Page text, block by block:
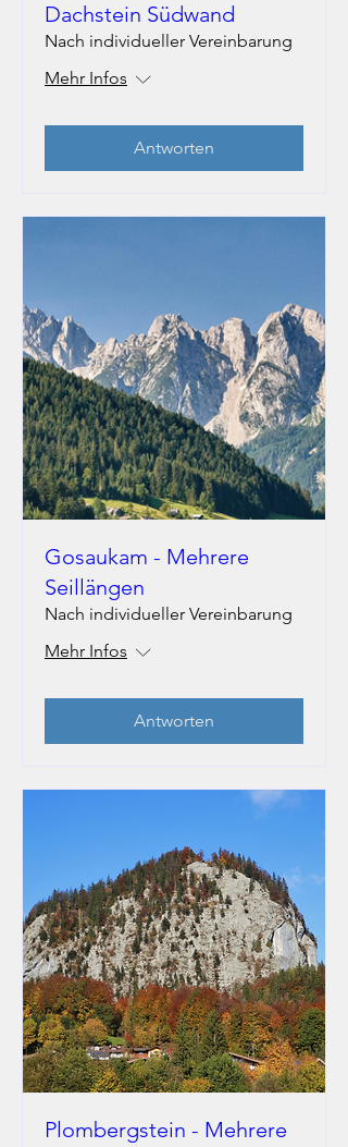
Dachstein Südwand
Nach individueller Vereinbarung
Mehr Infos
Antworten
Gosaukam - Mehrere
Seillängen
Nach individueller Vereinbarung
Mehr Infos
Antworten
Plombergstein - Mehrere